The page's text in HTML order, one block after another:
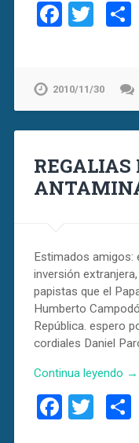
2010/11/30
Estimados amigos:
inversión
papistas que el
Humberto
República. espero
cordiales Daniel
Continua leyendo →